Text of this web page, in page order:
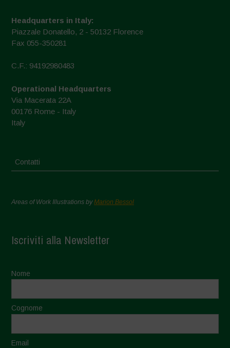
Headquarters in Italy:
Piazzale Donatello, 2 - 50132 Florence
Fax 055-350281
C.F.: 94192980483
Operational Headquarters
Via Macerata 22A
00176 Rome - Italy
Italy
Contatti
Areas of Work Illustrations byMarion Bessol
Iscriviti alla Newsletter
Nome
Cognome
Email